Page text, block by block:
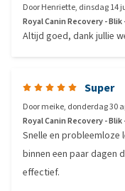
DoorHenriette, dinsdag 14
Royal Canin Recovery - Blik
Altijd goed, dank jullie
Super
Doormeike, donderdag 30
Royal Canin Recovery - Blik
Snelle en probleemloze
binnen een paar dagen
effectief.